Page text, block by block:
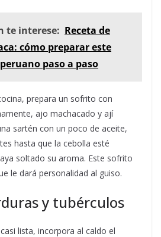
te interese: Receta de
cómo preparar este
paso a paso
prepara un sofrito con
ajo machacado y ají
sartén con un poco de aceite,
hasta que la cebolla esté
soltado su aroma. Este sofrito
le dará personalidad al guiso.
y tubérculos
lista, incorpora al caldo el